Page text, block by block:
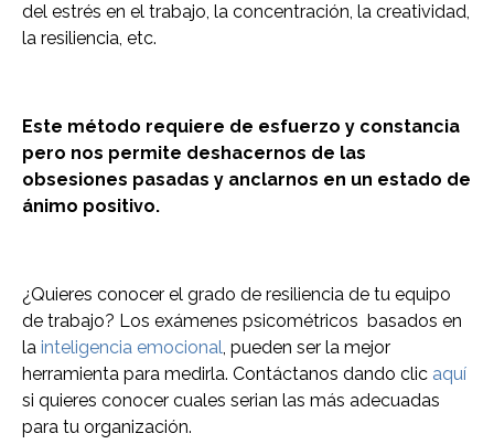
del estrés en el trabajo, la concentración, la creatividad,
la resiliencia, etc.
Este método requiere de esfuerzo y constancia
pero nos permite deshacernos de las
obsesiones pasadas y anclarnos en un estado de
ánimo positivo.
¿Quieres conocer el grado de resiliencia de tu equipo
de trabajo? Los exámenes psicométricos basados en
la inteligencia emocional, pueden ser la mejor
herramienta para medirla. Contáctanos dando clic aquí
si quieres conocer cuales serian las más adecuadas
para tu organización.